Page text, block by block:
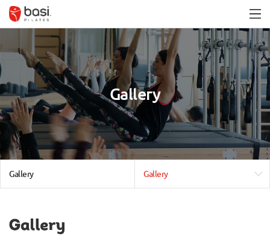
Gallery
Gallery Gallery